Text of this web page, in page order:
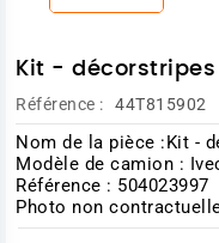
Kit -
Référence : 44T815902
Nom de la pièce :Kit -
Modèle de camion :
Référence : 504023997
Photo non